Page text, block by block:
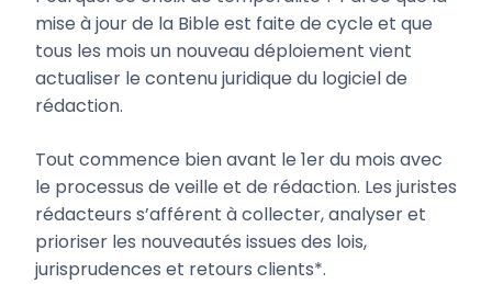
mise à jour de la Bible est faite de cycle et que
tous les mois un nouveau déploiement vient
actualiser le contenu juridique du logiciel de
rédaction.
Tout commence bien avant le 1er du mois avec
le processus de veille et de rédaction. Les juristes
rédacteurs s’afférent à collecter, analyser et
prioriser les nouveautés issues des lois,
jurisprudences et retours clients*.